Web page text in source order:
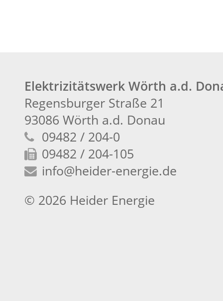
Elektrizitätswerk Wörth a.d.
Regensburger Straße 21
93086 Wörth a.d. Donau
09482 / 204-0
09482 / 204-105
info@heider-energie.de
© 2026 Heider Energie